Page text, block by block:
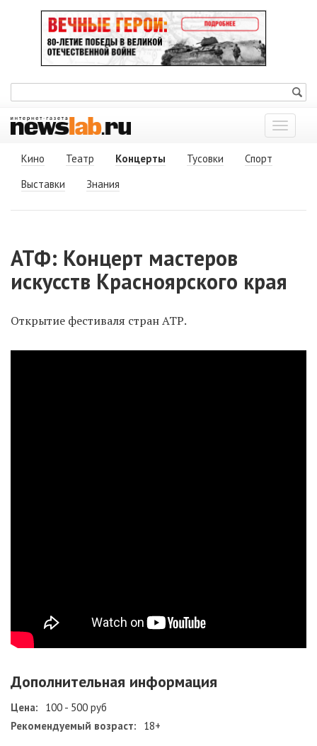
Показать
меню
Кино
Театр Концерты Тусовки
Спорт
Выставки
Знания
АТФ: Концерт мастеров
искусств Красноярского края
Открытие фестиваля стран АТР.
Дополнительная информация
Цена:
100 - 500 руб
Рекомендуемый возраст:
18+